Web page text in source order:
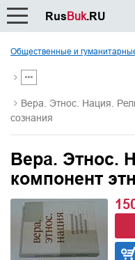
Общественные и
Вера. Этнос. Нация.
сознания
Вера. Этнос.
компонент
RusBuk.RU